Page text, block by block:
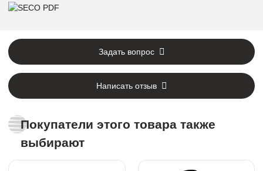
Задать вопрос
Написать отзыв
Покупатели этого товара также
выбирают